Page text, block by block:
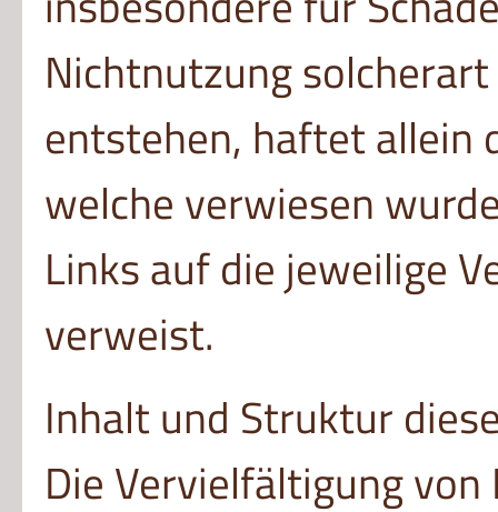
Nichtnutzung
entstehen, haftet allein
welche verwiesen
Links auf die jeweilige
verweist.
Inhalt und Struktur
Die Vervielfältigung